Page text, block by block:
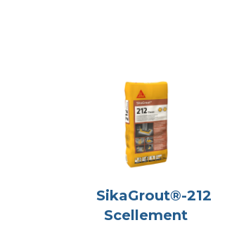
SikaGrout®-212
Scellement